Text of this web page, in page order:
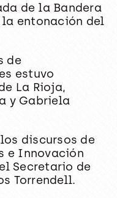
de la Bandera
entonación del
de
estuvo
La Rioja,
y Gabriela
discursos de
e Innovación
Secretario de
Torrendell.